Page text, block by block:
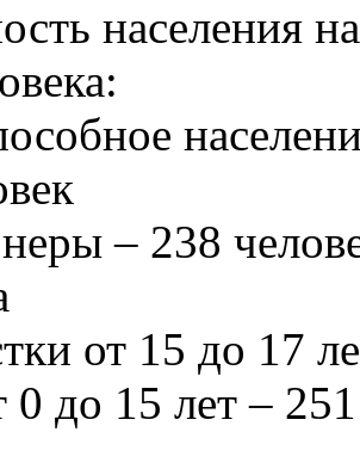
населения
– 238
от 15 до 17
0 до 15 лет –